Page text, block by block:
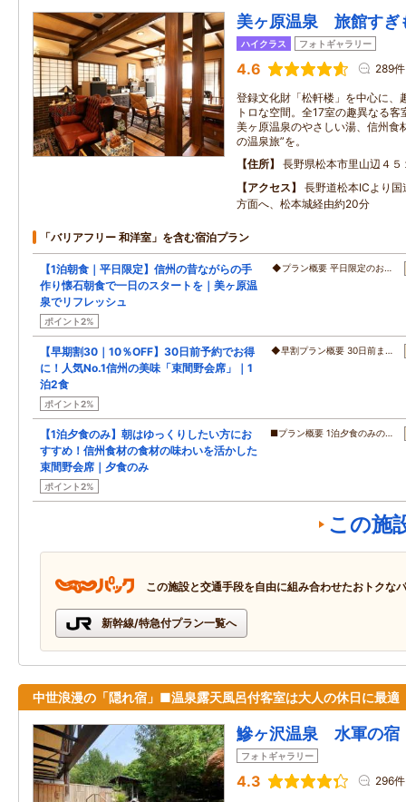
美ヶ原温泉 旅館すぎ
ハイクラス フォトギャラリー
4.6 289件
登録文化財「松軒楼」を中心に、
トロな空間。全17室の趣異なる
美ヶ原温泉のやさしい湯、信州食
の温泉旅”を。
住所
長野県松本市里山辺４５
アクセス
長野道松本ICより
方面へ、松本城経由約20分
「バリアフリー 和洋室」を含む宿泊プラン
【1泊朝食｜平日限定】信州の昔ながらの手
作り懐石朝食で一日のスタートを｜美ヶ原温
泉でリフレッシュ
ポイント2%
◆プラン概要 平日限定のお…
【早期割30｜10％OFF】30日前予約でお得
に！人気No.1信州の美味「束間野会席」｜1
泊2食
ポイント2%
◆早割プラン概要 30日前ま…
【1泊夕食のみ】朝はゆっくりしたい方にお
すすめ！信州食材の食材の味わいを活かした
束間野会席｜夕食のみ
ポイント2%
■プラン概要 1泊夕食のみの…
この施
この施設と交通手段を自由に組み合わせたおトクな
新幹線/特急付プラン一覧へ
中世浪漫の「隠れ宿」■温泉露天風呂付客室は大人の休日に最適
鰺ヶ沢温泉 水軍の宿
フォトギャラリー
4.3 296件